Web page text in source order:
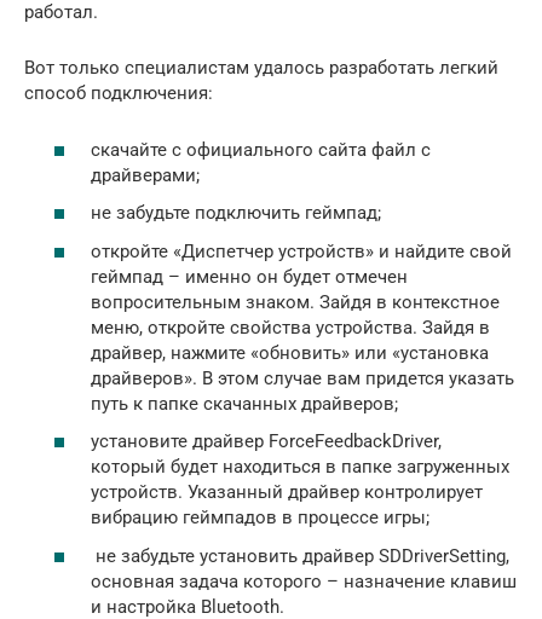
работал.
Вот только специалистам удалось разработать легкий
способ подключения:
скачайте с официального сайта файл с
драйверами;
не забудьте подключить геймпад;
откройте «Диспетчер устройств» и найдите свой
геймпад – именно он будет отмечен
вопросительным знаком. Зайдя в контекстное
меню, откройте свойства устройства. Зайдя в
драйвер, нажмите «обновить» или «установка
драйверов». В этом случае вам придется указать
путь к папке скачанных драйверов;
установите драйвер ForceFeedbackDriver,
который будет находиться в папке загруженных
устройств. Указанный драйвер контролирует
вибрацию геймпадов в процессе игры;
не забудьте установить драйвер SDDriverSetting,
основная задача которого – назначение клавиш
и настройка Bluetooth.